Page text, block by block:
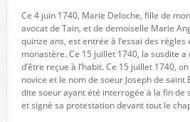
Ce 4 juin 1740, Marie Deloche, fille de
avocat de Tain, et de demoiselle Marie
quinze ans, est entrée à l’essai des
monastère. Ce 15 juillet 1740, la susdite
d’être reçue à l’habit. Ce 15 juillet 1740,
novice et le nom de soeur Joseph de saint
dite soeur ayant été interrogée à la fin de
et signé sa protestation devant tout le